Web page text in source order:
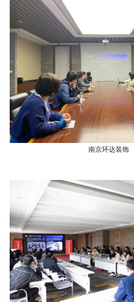
南京环达装饰